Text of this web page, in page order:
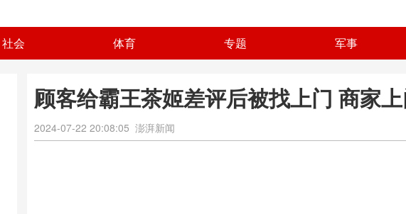
社会 体育 专题 军事
顾客给霸王茶姬差评后被找上门 商家
2024-07-22 20:08:05 澎湃新闻